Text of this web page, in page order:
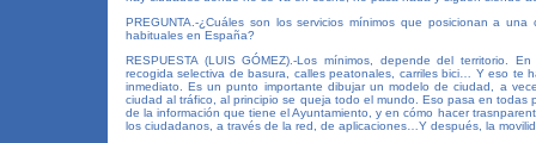
PREGUNTA.-¿Cuáles son los servicios mínimos que posicionan a
habituales en España?
RESPUESTA (LUIS GÓMEZ).-Los mínimos, depende del territorio.
recogida selectiva de basura, calles peatonales, carriles bici… Y eso te
inmediato. Es un punto importante dibujar un modelo de ciudad, a
ciudad al tráfico, al principio se queja todo el mundo. Eso pasa en
de la información que tiene el Ayuntamiento, y en cómo hacer
los ciudadanos, a través de la red, de aplicaciones…Y después, la